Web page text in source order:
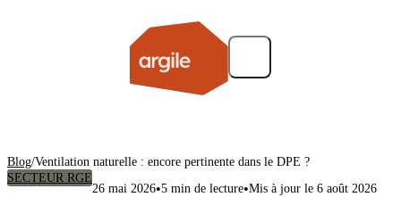
Blog/Ventilation naturelle : encore pertinente dans le DPE ?
SECTEUR RGE
26 mai 2026•5 min de lecture•Mis à jour le 6 août 2026